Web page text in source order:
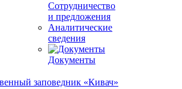
Сотрудничество
и предложения
Аналитические
сведения
Документы